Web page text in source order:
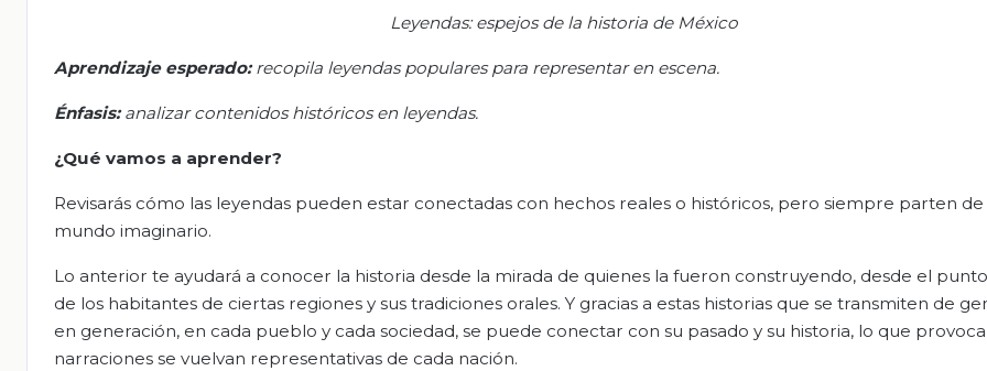
Leyendas: espejos de la historia de México
Aprendizaje esperado:recopila leyendas populares para representar en escena.
Énfasis: analizar contenidos históricos en leyendas.
¿Qué vamos a aprender?
Revisarás cómo las leyendas pueden estar conectadas con hechos reales o históricos, pero siempre parten de
mundo imaginario.
Lo anterior te ayudará a conocer la historia desde la mirada de quienes la fueron construyendo, desde el
de los habitantes de ciertas regiones y sus tradiciones orales. Y gracias a estas historias que se transmiten de
en generación, en cada pueblo y cada sociedad, se puede conectar con su pasado y su historia, lo que
narraciones se vuelvan representativas de cada nación.